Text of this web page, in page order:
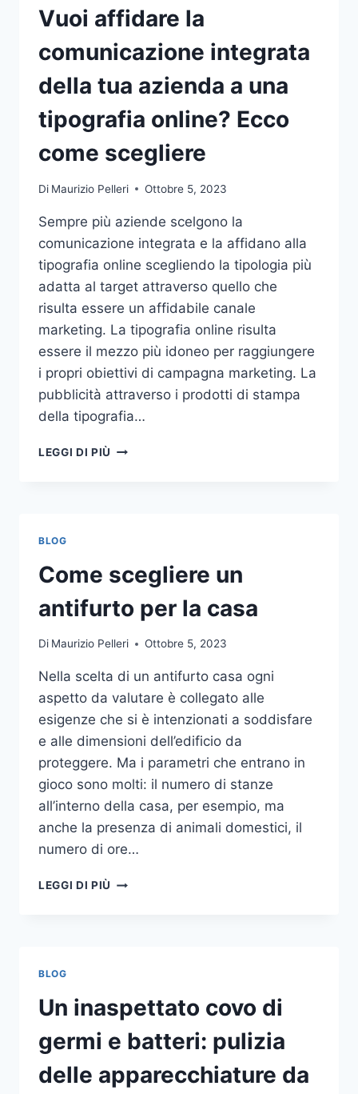
Vuoi affidare la
comunicazione integrata
della tua azienda a una
tipografia online? Ecco
come scegliere
Di Maurizio Pelleri Ottobre 5, 2023
Sempre più aziende scelgono la
comunicazione integrata e la affidano alla
tipografia online scegliendo la tipologia più
adatta al target attraverso quello che
risulta essere un affidabile canale
marketing. La tipografia online risulta
essere il mezzo più idoneo per raggiungere
i propri obiettivi di campagna marketing. La
pubblicità attraverso i prodotti di stampa
della tipografia…
LEGGI DI PIÙ VUOI
A
UNA
TIPOGRAFIA
ECCO
SCEGLIERE
BLOG
Come scegliere un
antifurto per la casa
Di Maurizio Pelleri Ottobre 5, 2023
Nella scelta di un antifurto casa ogni
aspetto da valutare è collegato alle
esigenze che si è intenzionati a soddisfare
e alle dimensioni dell’edificio da
proteggere. Ma i parametri che entrano in
gioco sono molti: il numero di stanze
all’interno della casa, per esempio, ma
anche la presenza di animali domestici, il
numero di ore…
LEGGI DI PIÙ COME
BLOG
Un inaspettato covo di
germi e batteri: pulizia
delle apparecchiature da